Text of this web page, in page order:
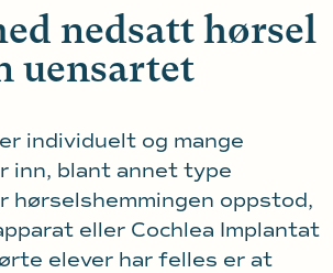
nedsatt hørsel
uensartet
individuelt og mange
inn, blant annet type
hørselshemmingen oppstod,
eller Cochlea Implantat
elever har felles er at